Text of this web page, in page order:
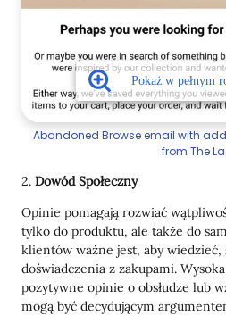
Abandoned Browse email with
from The
2. Dowód Społeczny
Opinie pomagają rozwiać
tylko do produktu, ale także do
klientów ważne jest, aby
doświadczenia z zakupami.
pozytywne opinie o obsłudze lub
mogą być decydującym